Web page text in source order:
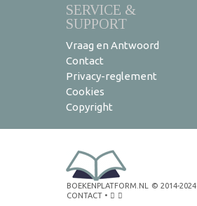
SERVICE &
SUPPORT
Vraag en Antwoord
Contact
Privacy-reglement
Cookies
Copyright
BOEKENPLATFORM.NL © 2014-2024
CONTACT •